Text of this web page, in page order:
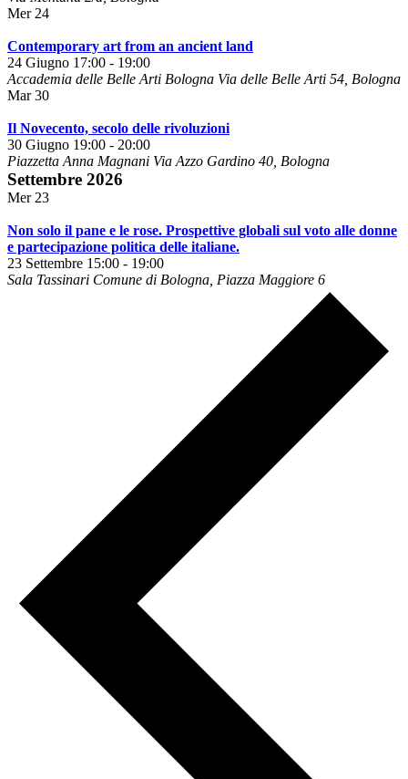
Mer 24
Contemporary art from an ancient land
24 Giugno 17:00 - 19:00
Accademia delle Belle Arti Bologna Via delle Belle Arti 54, Bologna
Mar30
Il Novecento, secolo delle rivoluzioni
30 Giugno 19:00 - 20:00
Piazzetta Anna Magnani Via Azzo Gardino 40, Bologna
Settembre 2026
Mer 23
Non solo il pane e le rose. Prospettive globali sul voto alle donne
e partecipazione politica delle italiane.
23 Settembre 15:00 - 19:00
Sala Tassinari Comune di Bologna, Piazza Maggiore 6